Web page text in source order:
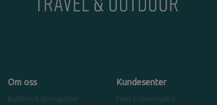
Om oss
Butikker & åpningstider
Kundesenter
Frakt & leveringstid